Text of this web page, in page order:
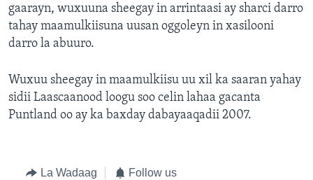
gaarayn, wuxuuna sheegay in arrintaasi ay sharci darro
tahay maamulkiisuna uusan oggoleyn in xasilooni
darro la abuuro.
Wuxuu sheegay in maamulkiisu uu xil ka saaran yahay
sidii Laascaanood loogu soo celin lahaa gacanta
Puntland oo ay ka baxday dabayaaqadii 2007.
La Wadaag Follow us